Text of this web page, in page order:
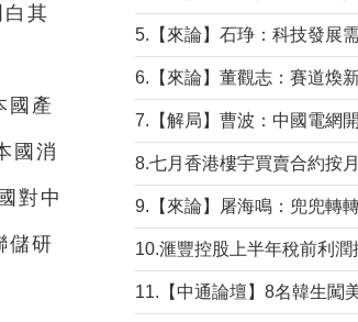
其
國產
國消
對中
儲研
6.【來論】董觀志：賽道煥
8.七月香港樓宇買賣合約按
10.滙豐控股上半年稅前利潤